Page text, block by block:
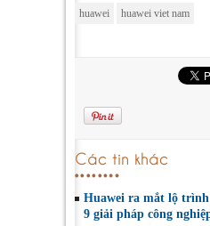
huawei huawei viet nam
Các tin khác
Huawei ra mắt lộ
9 giải pháp công